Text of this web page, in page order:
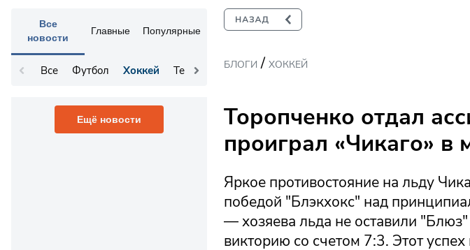
Все
новости
Главные Популярные
Все Футбол Хоккей Теннис Остальное
Ещё новости
БЛОГИ / ХОККЕЙ
Торопченко отдал
проиграл «Чикаго» в
Яркое противостояние на льду
победой "Блэкхокс" над
— хозяева льда не оставили
викторию со счетом 7:3. Этот